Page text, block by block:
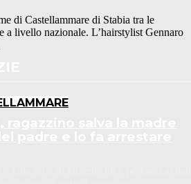
di Castellammare di Stabia tra le
a livello nazionale. L’hairstylist Gennaro